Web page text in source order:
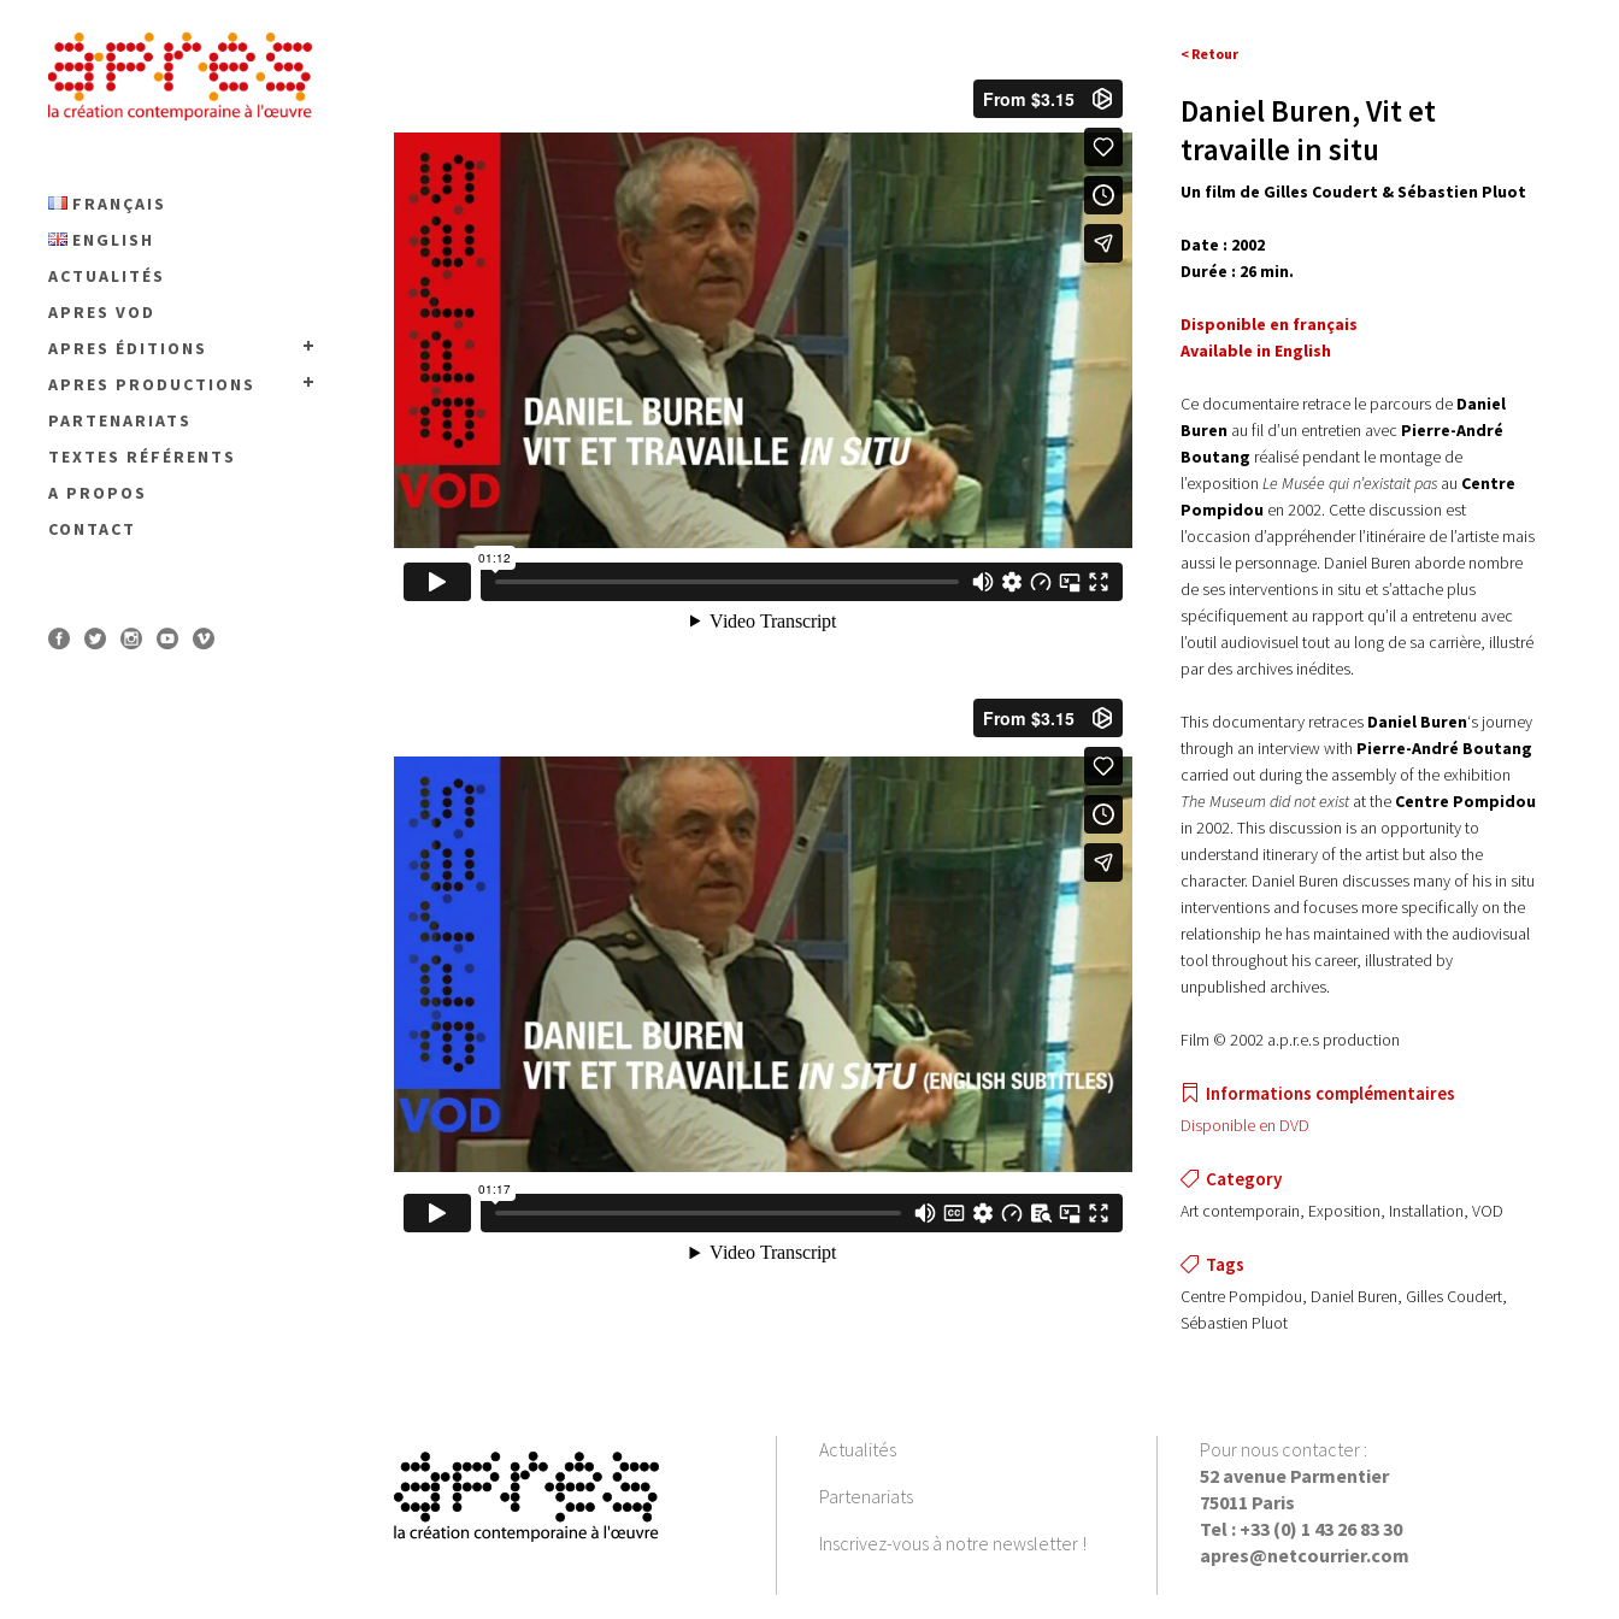
FRANÇAIS
ENGLISH
ACTUALITÉS
APRES VOD
APRES ÉDITIONS
APRES PRODUCTIONS
PARTENARIATS
TEXTES RÉFÉRENTS
A PROPOS
CONTACT
< Retour
Daniel Buren, Vit et
travaille in situ
Un film de Gilles Coudert & Sébastien Pluot
Date : 2002
Durée : 26 min.
Disponible en français
Available in English
Ce documentaire retrace le parcours de Daniel
Buren au fil d’un entretien avec Pierre-André
Boutang réalisé pendant le montage de
l’expositionLe Musée qui n’existait pas au Centre
Pompidou en 2002. Cette discussion est
l’occasion d’appréhender l’itinéraire de l’artiste mais
aussi le personnage. Daniel Buren aborde nombre
de ses interventions in situ et s’attache plus
spécifiquement au rapport qu’il a entretenu avec
l’outil audiovisuel tout au long de sa carrière, illustré
par des archives inédites.
This documentary retraces Daniel Buren‘s journey
through an interview with Pierre-André Boutang
carried out during the assembly of the exhibition
The Museum did not existat the Centre Pompidou
in 2002. This discussion is an opportunity to
understand itinerary of the artist but also the
character. Daniel Buren discusses many of his in situ
interventions and focuses more specifically on the
relationship he has maintained with the audiovisual
tool throughout his career, illustrated by
unpublished archives.
Film © 2002 a.p.r.e.s production
Informations complémentaires
Disponible en DVD
Category
Art contemporain, Exposition, Installation, VOD
Tags
Centre Pompidou, Daniel Buren, Gilles Coudert,
Sébastien Pluot
Actualités
Partenariats
Inscrivez-vous à notre newsletter !
Pour nous contacter :
52 avenue Parmentier
75011 Paris
Tel : +33 (0) 1 43 26 83 30
apres@netcourrier.com